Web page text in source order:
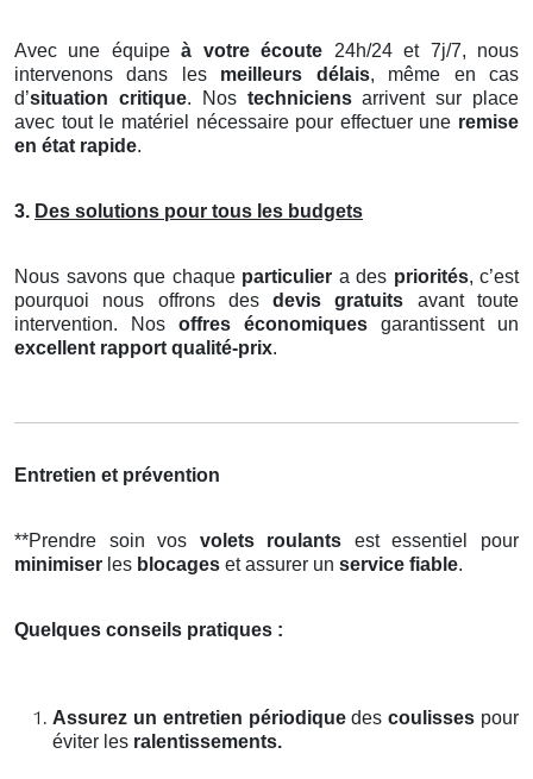
Avec une équipeà votre écoute 24h/24 et 7j/7, nous
intervenons dans les meilleurs délais, même en cas
d’situation critique. Nos techniciensarrivent sur place
avec tout le matériel nécessaire pour effectuer une remise
en état rapide.
3. Des solutions pour tous les budgets
Nous savons que chaque particulier a des priorités, c’est
pourquoi nous offrons desdevis gratuits avant toute
intervention. Nos offres économiques garantissent un
excellent rapport qualité-prix.
Entretien et prévention
**Prendre soin vos volets roulants est essentiel pour
minimiser les blocages et assurer un service fiable.
Quelques conseils pratiques :
Assurez un entretien périodiquedescoulisses pour
éviter les ralentissements.